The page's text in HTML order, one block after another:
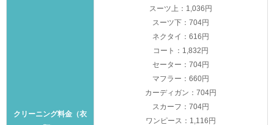
クリーニング料金（衣
スーツ上：1,036円
スーツ下：704円
ネクタイ：616円
コート：1,832円
セーター：704円
マフラー：660円
カーディガン：704円
スカーフ：704円
ワンピース：1,116円